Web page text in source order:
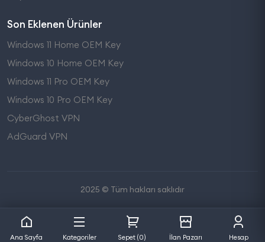
Ana Sayfa Kategoriler Sepet (0) İlan Pazarı Hesap
Son Eklenen Ürünler
Windows 11 Home OEM Key
Windows 10 Home OEM Key
Windows 11 Pro OEM Key
Windows 10 Pro OEM Key
CyberGhost VPN
AdGuard VPN
2025 © Tüm hakları saklıdır